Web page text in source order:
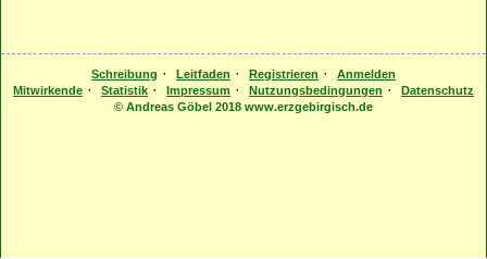
Schreibung · Leitfaden · Registrieren ·
Anmelden
Mitwirkende · Statistik · Impressum · Nutzungsbedingungen ·
Datenschutz
© Andreas Göbel 2018 www.erzgebirgisch.de